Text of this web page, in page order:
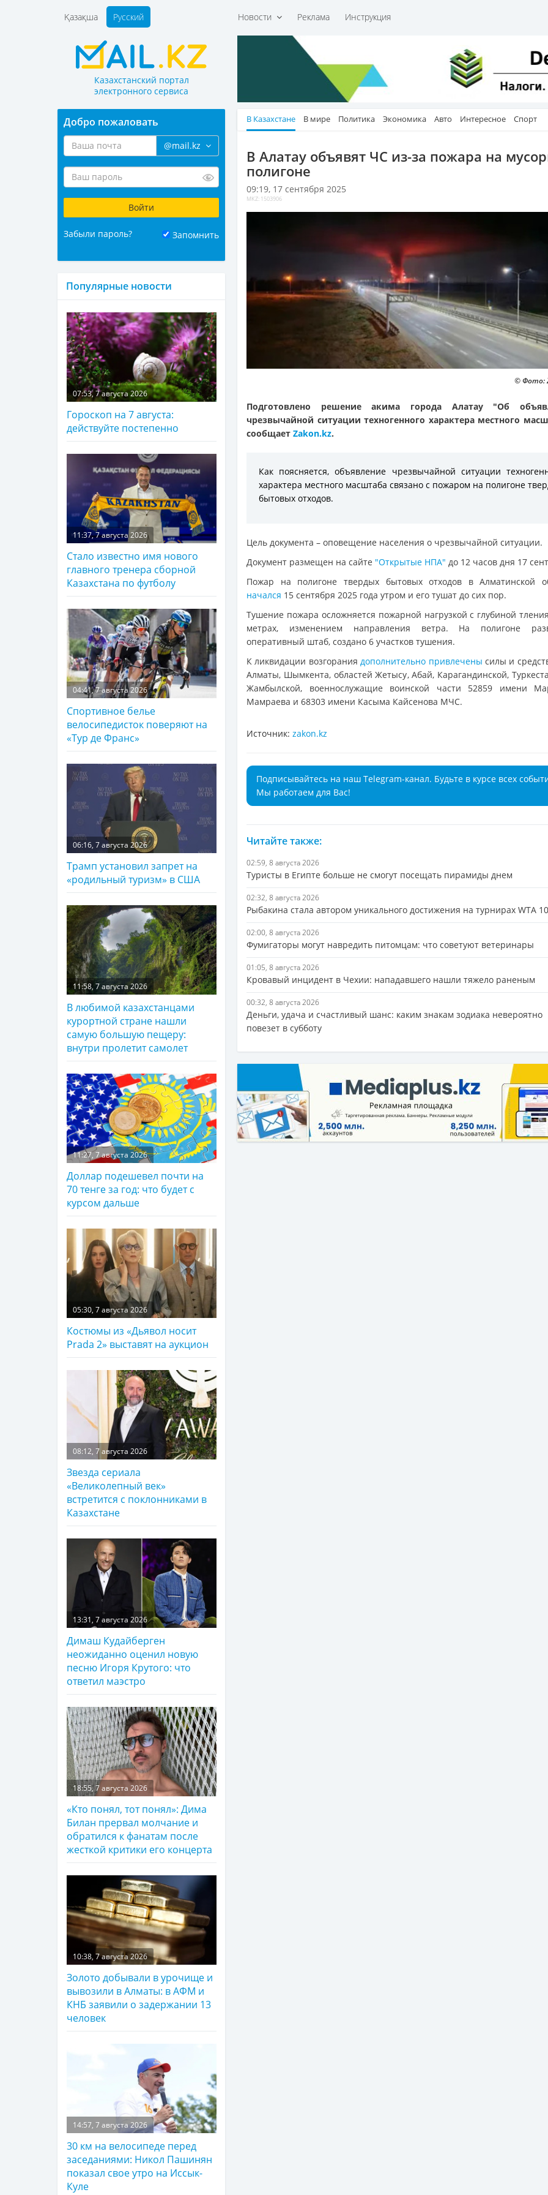
Новости Реклама Инструкция
Қазақша Русский
Казахстанский портал
электронного сервиса
В Казахстане В мире Политика Экономика Авто Интересное Спорт
В Алатау объявят ЧС из-за пожара на
полигоне
09:19, 17 сентября 2025
MKZ: 1503906
© Фото:
Подготовлено решение акима города Алатау "Об
чрезвычайной ситуации техногенного характера местного
сообщает Zakon.kz.
Как поясняется, объявление чрезвычайной ситуации
характера местного масштаба связано с пожаром на полигоне
бытовых отходов.
Цель документа – оповещение населения о чрезвычайной ситуации.
Документ размещен на сайте "Открытые НПА" до 12 часов дня 17
Пожар на полигоне твердых бытовых отходов в Алматинской
начался 15 сентября 2025 года утром и его тушат до сих пор.
Тушение пожара осложняется пожарной нагрузкой с глубиной
метрах, изменением направления ветра. На полигоне
оперативный штаб, создано 6 участков тушения.
К ликвидации возгорания дополнительно привлечены силы и
Алматы, Шымкента, областей Жетысу, Абай, Карагандинской,
Жамбылской, военнослужащие воинской части 52859 имени
Мамраева и 68303 имени Касыма Кайсенова МЧС.
Источник: zakon.kz
Подписывайтесь на наш Telegram-канал. Будьте в курсе всех
Мы работаем для Вас!
Читайте также:
02:59, 8 августа 2026
Туристы в Египте больше не смогут посещать пирамиды днем
02:32, 8 августа 2026
Рыбакина стала автором уникального достижения на турнирах WTA
02:00, 8 августа 2026
Фумигаторы могут навредить питомцам: что советуют ветеринары
01:05, 8 августа 2026
Кровавый инцидент в Чехии: нападавшего нашли тяжело раненым
00:32, 8 августа 2026
Деньги, удача и счастливый шанс: каким знакам зодиака невероятно
повезет в субботу
Добро пожаловать
@mail.kz
Забыли пароль? Запомнить
Популярные новости
07:53, 7 августа 2026
Гороскоп на 7 августа:
действуйте постепенно
11:37, 7 августа 2026
Стало известно имя нового
главного тренера сборной
Казахстана по футболу
04:41, 7 августа 2026
Спортивное белье
велосипедисток поверяют на
«Тур де Франс»
06:16, 7 августа 2026
Трамп установил запрет на
«родильный туризм» в США
11:58, 7 августа 2026
В любимой казахстанцами
курортной стране нашли
самую большую пещеру:
внутри пролетит самолет
11:27, 7 августа 2026
Доллар подешевел почти на
70 тенге за год: что будет с
курсом дальше
05:30, 7 августа 2026
Костюмы из «Дьявол носит
Prada 2» выставят на аукцион
08:12, 7 августа 2026
Звезда сериала
«Великолепный век»
встретится с поклонниками в
Казахстане
13:31, 7 августа 2026
Димаш Кудайберген
неожиданно оценил новую
песню Игоря Крутого: что
ответил маэстро
18:55, 7 августа 2026
«Кто понял, тот понял»: Дима
Билан прервал молчание и
обратился к фанатам после
жесткой критики его концерта
10:38, 7 августа 2026
Золото добывали в урочище и
вывозили в Алматы: в АФМ и
КНБ заявили о задержании 13
человек
14:57, 7 августа 2026
30 км на велосипеде перед
заседаниями: Никол Пашинян
показал свое утро на Иссык-
Куле